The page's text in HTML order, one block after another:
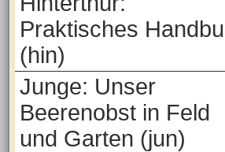
Praktisches
(hin)
Junge: Unser
Beerenobst in Feld
und Garten (jun)